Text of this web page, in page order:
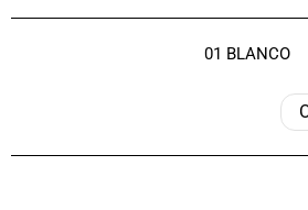
01 BLANCO